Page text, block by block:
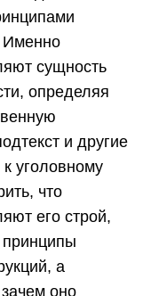
Именно
сущность
определяя
и другие
уголовному
что
его строй,
а
оно